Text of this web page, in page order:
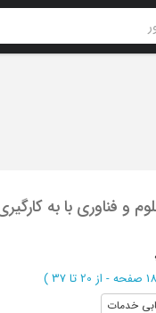
و فناوری با به
از 20 تا 37 )
خدمات